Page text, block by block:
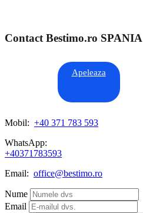
Contact Bestimo.ro SPANIA
Apeleaza
Mobil: +40 371 783 593
WhatsApp:
+40371783593
Email: office@bestimo.ro
Nume
Email